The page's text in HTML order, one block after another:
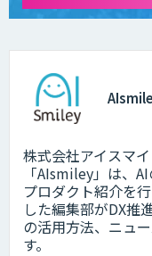
株式会社アイスマ
「AIsmiley」は、
プロダクト紹介を
した編集部がDX推
の活用方法、ニュ
す。